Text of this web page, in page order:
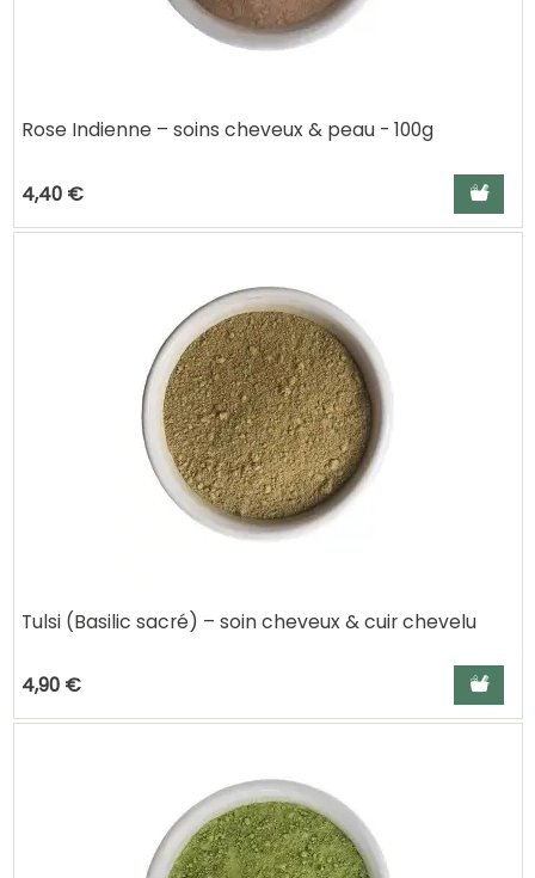
Rose Indienne – soins cheveux & peau - 100g
4,40 € Ajouter
Tulsi (Basilic sacré) – soin cheveux & cuir chevelu
4,90 € Ajouter